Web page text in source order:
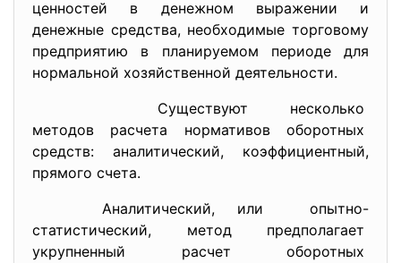
ценностей в денежном выражении и
денежные средства, необходимые торговому
предприятию в планируемом периоде для
нормальной хозяйственной деятельности.
Существуют несколько
методов расчета нормативов оборотных
средств: аналитический, коэффициентный,
прямого счета.
Аналитический, или опытно-
статистический, метод предполагает
укрупненный расчет оборотных